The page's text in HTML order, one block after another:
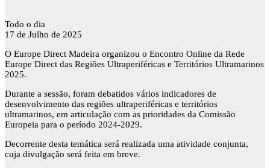
Encontro
Online
Rede
Europe
Direct
Regiões
Ultraperiféricas
e
Territórios
2025
Todo o dia
17 de Julho de 2025
O Europe Direct Madeira organizou o Encontro Online da Rede
Europe Direct das Regiões Ultraperiféricas e Territórios Ultramarinos
2025.
Durante a sessão, foram debatidos vários indicadores de
desenvolvimento das regiões ultraperiféricas e territórios
ultramarinos, em articulação com as prioridades da Comissão
Europeia para o período 2024-2029.
Decorrente desta temática será realizada uma atividade conjunta,
cuja divulgação será feita em breve.